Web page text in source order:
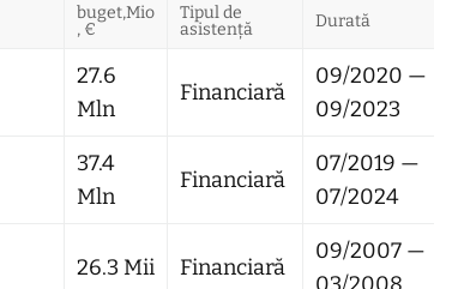
buget,Mio
, €
Tipul de
asistență
Durată
27.6
Mln
Financiară
09/2020 —
09/2023
37.4
Mln
Financiară
07/2019 —
07/2024
26.3 Mii Financiară
09/2007 —